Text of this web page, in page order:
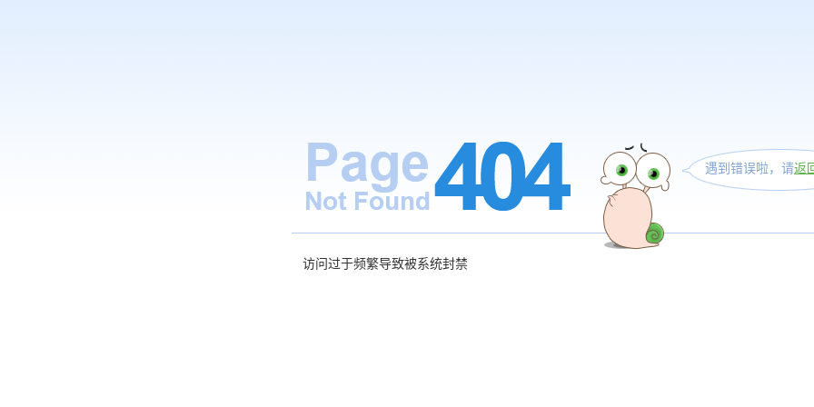
遇到错误啦，请返
访问过于频繁导致被系统封禁